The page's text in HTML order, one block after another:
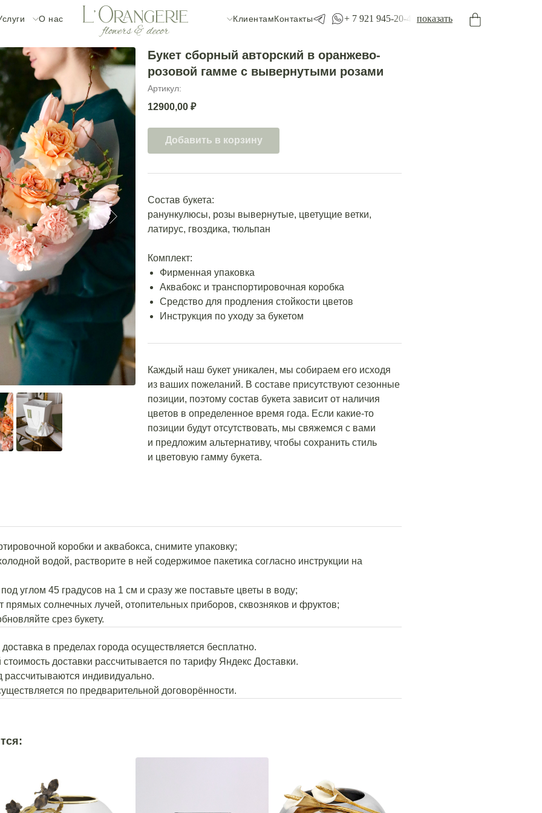
КлиентамКонтакты + 7 921 945-20-45 показать
О нас
Букет сборный авторский в оранжево-
розовой гамме с вывернутыми розами
Артикул:
12900,00 ₽
Добавить в корзину
Состав букета:
ранункулюсы, розы вывернутые, цветущие ветки,
латирус, гвоздика, тюльпан
Комплект:
Фирменная упаковка
Аквабокс и транспортировочная коробка
Средство для продления стойкости цветов
Инструкция по уходу за букетом
Каждый наш букет уникален, мы собираем его исходя
из ваших пожеланий. В составе присутствуют сезонные
позиции, поэтому состав букета зависит от наличия
цветов в определенное время года. Если какие-то
позиции будут отсутствовать, мы свяжемся с вами
и предложим альтернативу, чтобы сохранить стиль
и цветовую гамму букета.
коробки и аквабокса, снимите упаковку;
водой, растворите в ней содержимое пакетика согласно инструкции на
углом 45 градусов на 1 см и сразу же поставьте цветы в воду;
солнечных лучей, отопительных приборов, сквозняков и фруктов;
срез букету.
в пределах города осуществляется бесплатно.
доставки рассчитывается по тарифу Яндекс Доставки.
рассчитываются индивидуально.
по предварительной договорённости.